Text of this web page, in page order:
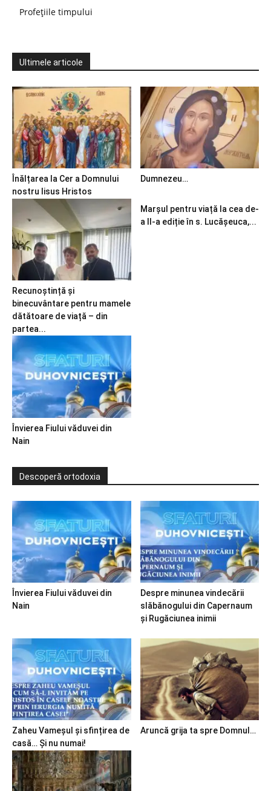
Profețiile timpului
Ultimele articole
Înălțarea la Cer a Domnului
nostru Iisus Hristos
Dumnezeu…
Recunoștință și
binecuvântare pentru mamele
dătătoare de viață – din
partea...
Marșul pentru viață la cea de-
a II-a ediție în s. Lucășeuca,...
Învierea Fiului văduvei din
Nain
Descoperă ortodoxia
Învierea Fiului văduvei din
Nain
Despre minunea vindecării
slăbănogului din Capernaum
și Rugăciunea inimii
Zaheu Vameșul și sfințirea de
casă… Și nu numai!
Aruncă grija ta spre Domnul…